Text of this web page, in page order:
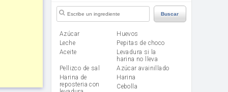
Buscar
Azúcar
huevos
leche
Pepitas de choco
aceite
Levadura si la
harina no lleva
Pellizco de sal
Azúcar avainillado
Harina de
reposteria con
harina
cebolla